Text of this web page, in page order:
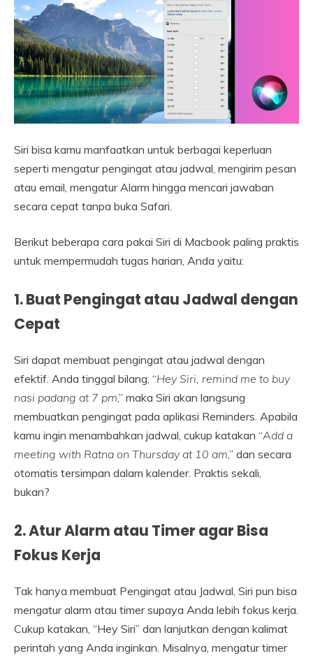
Siri bisa kamu manfaatkan untuk berbagai keperluan
seperti mengatur pengingat atau jadwal, mengirim pesan
atau email, mengatur Alarm hingga mencari jawaban
secara cepat tanpa buka Safari.
Berikut beberapa cara pakai Siri di Macbook paling praktis
untuk mempermudah tugas harian, Anda yaitu:
1.Buat Pengingat atau Jadwal dengan
Cepat
Siri dapat membuat pengingat atau jadwal dengan
efektif. Anda tinggal bilang, “Hey Siri, remind me to buy
nasi padang at 7 pm,” maka Siri akan langsung
membuatkan pengingat pada aplikasi Reminders. Apabila
kamu ingin menambahkan jadwal, cukup katakan “Add a
meeting with Ratna on Thursday at 10 am,” dan secara
otomatis tersimpan dalam kalender. Praktis sekali,
bukan?
2.Atur Alarm atau Timer agar Bisa
Fokus Kerja
Tak hanya membuat Pengingat atau Jadwal, Siri pun bisa
mengatur alarm atau timer supaya Anda lebih fokus kerja.
Cukup katakan, “Hey Siri” dan lanjutkan dengan kalimat
perintah yang Anda inginkan. Misalnya, mengatur timer